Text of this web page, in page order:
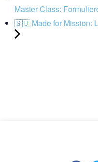
Master Class:
🇬🇧 Made for Mission: